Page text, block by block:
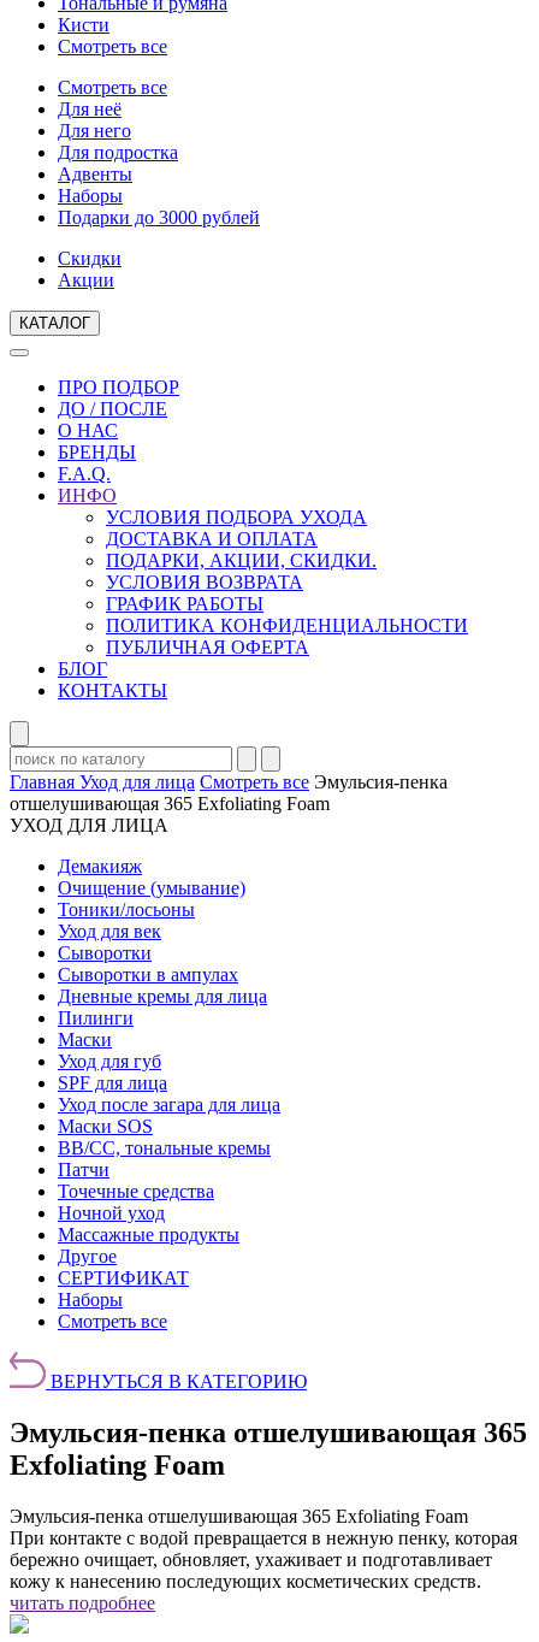
Кисти
Смотреть все
Смотреть все
Для неё
Для него
Для подростка
Адвенты
Наборы
Подарки до 3000 рублей
Скидки
Акции
КАТАЛОГ
ПРО ПОДБОР
ДО / ПОСЛЕ
О НАС
БРЕНДЫ
F.A.Q.
ИНФО
УСЛОВИЯ ПОДБОРА УХОДА
ДОСТАВКА И ОПЛАТА
ПОДАРКИ, АКЦИИ, СКИДКИ.
УСЛОВИЯ ВОЗВРАТА
ГРАФИК РАБОТЫ
ПОЛИТИКА КОНФИДЕНЦИАЛЬНОСТИ
ПУБЛИЧНАЯ ОФЕРТА
БЛОГ
КОНТАКТЫ
Главная Уход для лица Смотреть все Эмульсия-пенка
отшелушивающая 365 Exfoliating Foam
УХОД ДЛЯ ЛИЦА
Демакияж
Очищение (умывание)
Тоники/лосьоны
Уход для век
Сыворотки
Сыворотки в ампулах
Дневные кремы для лица
Пилинги
Маски
Уход для губ
SPF для лица
Уход после загара для лица
Маски SOS
BB/CC, тональные кремы
Патчи
Точечные средства
Ночной уход
Массажные продукты
Другое
СЕРТИФИКАТ
Наборы
Смотреть все
ВЕРНУТЬСЯ В КАТЕГОРИЮ
Эмульсия-пенка отшелушивающая 365
Exfoliating Foam
Эмульсия-пенка отшелушивающая 365 Exfoliating Foam
При контакте с водой превращается в нежную пенку, которая
бережно очищает, обновляет, ухаживает и подготавливает
кожу к нанесению последующих косметических средств.
читать подробнее